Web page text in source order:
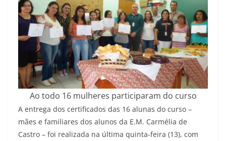
Ao todo 16 mulheres participaram do curso
A entrega dos certificados das 16 alunas do curso –
mães e familiares dos alunos da E.M. Carmélia de
Castro – foi realizada na última quinta-feira (13), com